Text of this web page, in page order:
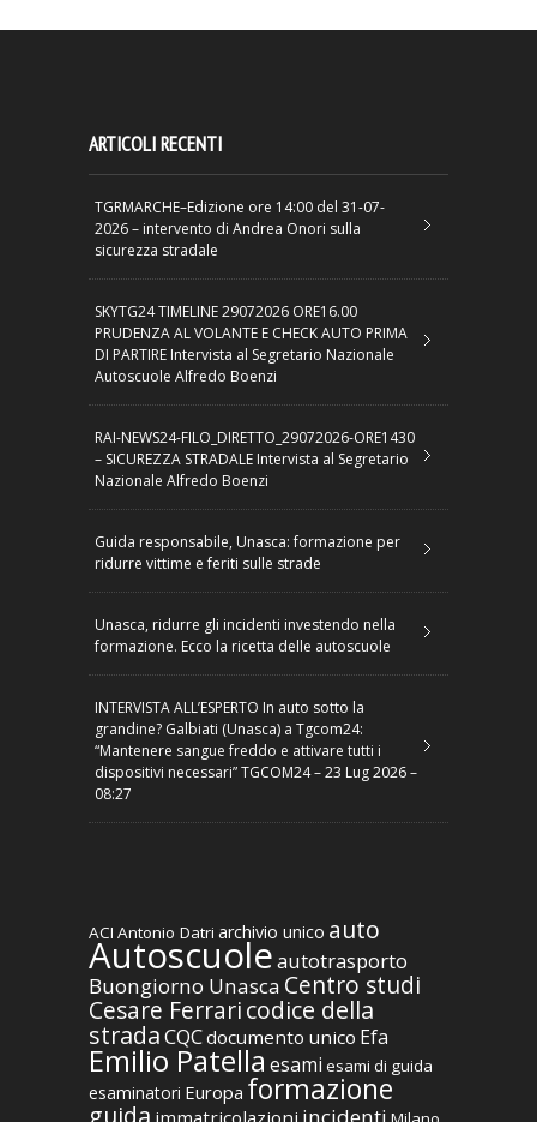
ARTICOLI RECENTI
TGRMARCHE–Edizione ore 14:00 del 31-07-
2026 – intervento di Andrea Onori sulla
sicurezza stradale
SKYTG24 TIMELINE 29072026 ORE16.00
PRUDENZA AL VOLANTE E CHECK AUTO PRIMA
DI PARTIRE Intervista al Segretario Nazionale
Autoscuole Alfredo Boenzi
RAI-NEWS24-FILO_DIRETTO_29072026-ORE1430
– SICUREZZA STRADALE Intervista al Segretario
Nazionale Alfredo Boenzi
Guida responsabile, Unasca: formazione per
ridurre vittime e feriti sulle strade
Unasca, ridurre gli incidenti investendo nella
formazione. Ecco la ricetta delle autoscuole
INTERVISTA ALL’ESPERTO In auto sotto la
grandine? Galbiati (Unasca) a Tgcom24:
“Mantenere sangue freddo e attivare tutti i
dispositivi necessari” TGCOM24 – 23 Lug 2026 –
08:27
ACI Antonio Datri archivio unico auto
Autoscuoleautotrasporto
Buongiorno Unasca Centro studi
Cesare Ferraricodice della
stradaCQCdocumento unico Efa
Emilio Patella esami esami di guida
esaminatori Europa formazione
guida immatricolazioni incidenti